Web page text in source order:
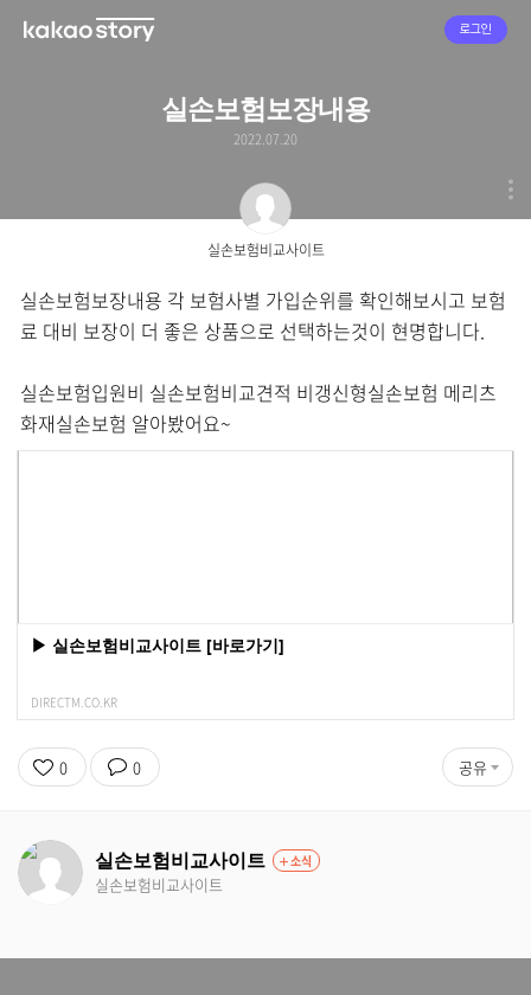
로그인
실손보험보장내용
2022.07.20
실손보험비교사이트
실손보험보장내용 각 보험사별 가입순위를 확인해보시고 보험
료 대비 보장이 더 좋은 상품으로 선택하는것이 현명합니다.
실손보험입원비 실손보험비교견적 비갱신형실손보험 메리츠
화재실손보험 알아봤어요~
▶ 실손보험비교사이트 [바로가기]
DIRECTM.CO.KR
0 0 공유
소식
실손보험비교사이트
실손보험비교사이트